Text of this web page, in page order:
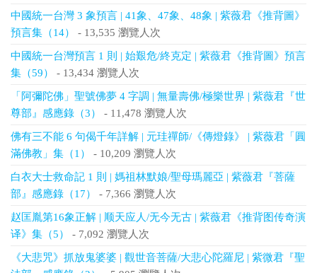
中國統一台灣 3 象預言 | 41象、47象、48象 | 紫薇君《推背圖》
預言集（14）
- 13,535 瀏覽人次
中國統一台灣預言 1 則 | 始艱危/終克定 | 紫薇君《推背圖》預言
集（59）
- 13,434 瀏覽人次
「阿彌陀佛」聖號佛夢 4 字調 | 無量壽佛/極樂世界 | 紫薇君『世
尊部』感應錄（3）
- 11,478 瀏覽人次
佛有三不能 6 句偈千年詳解 | 元珪禪師/《傳燈錄》 | 紫薇君「圓
滿佛教」集（1）
- 10,209 瀏覽人次
白衣大士救命記 1 則 | 媽祖林默娘/聖母瑪麗亞 | 紫薇君『菩薩
部』感應錄（17）
- 7,366 瀏覽人次
赵匡胤第16象正解 | 顺天应人/无今无古 | 紫薇君《推背图传奇演
译》集（5）
- 7,092 瀏覽人次
《大悲咒》抓放鬼婆婆 | 觀世音菩薩/大悲心陀羅尼 | 紫微君『聖